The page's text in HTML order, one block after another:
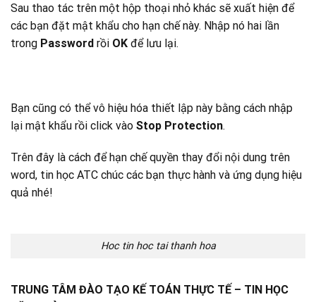
Sau thao tác trên một hộp thoại nhỏ khác sẽ xuất hiện để
các bạn đặt mật khẩu cho hạn chế này. Nhập nó hai lần
trong Password rồi OK để lưu lại.
Bạn cũng có thể vô hiệu hóa thiết lập này bằng cách nhập
lại mật khẩu rồi click vào Stop Protection.
Trên đây là cách để hạn chế quyền thay đổi nội dung trên
word, tin học ATC chúc các bạn thực hành và ứng dụng hiệu
quả nhé!
Hoc tin hoc tai thanh hoa
TRUNG TÂM ĐÀO TẠO KẾ TOÁN THỰC TẾ – TIN HỌC